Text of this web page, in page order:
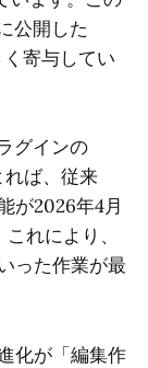
公開した
寄与してい
グインの
れば、従来
が2026年4月
れにより、
った作業が最
化が「編集作